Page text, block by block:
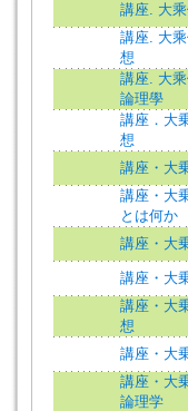
講座. 大
講座. 大
想
講座. 大
論理學
講座．大
想
講座・大
講座・大
とは何か
講座・大
講座・大
講座・大
想
講座・大
講座・大
論理学